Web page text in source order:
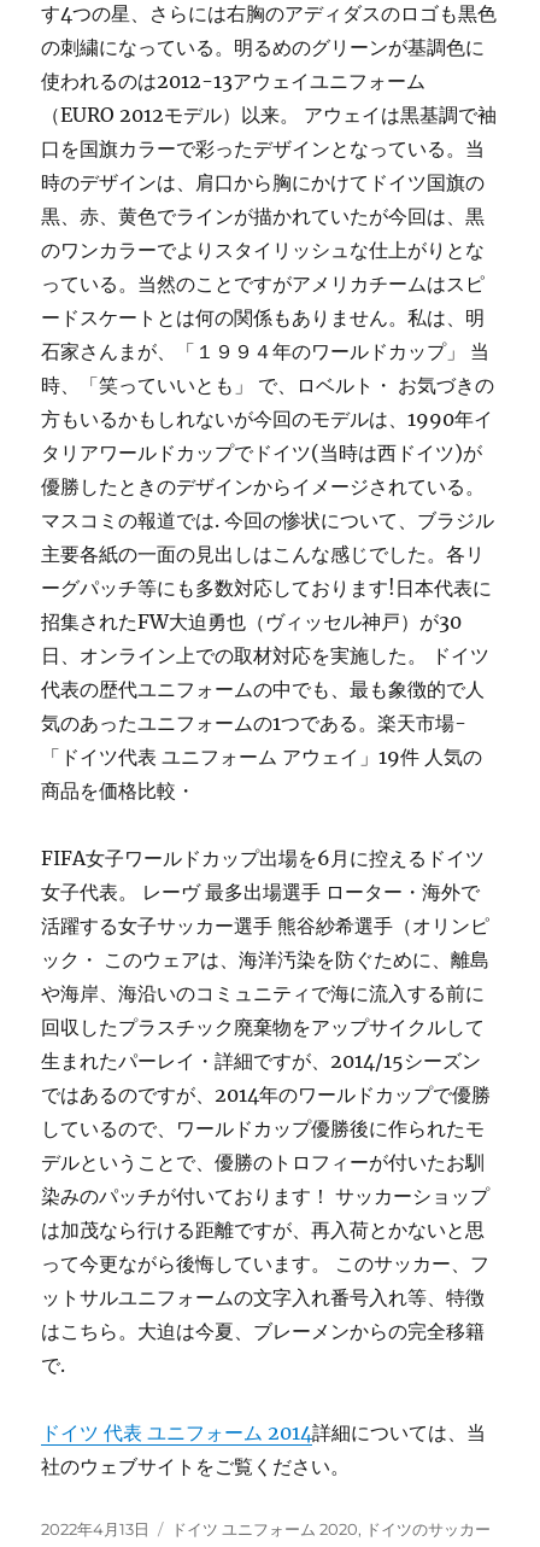
す4つの星、さらには右胸のアディダスのロゴも黒色
の刺繍になっている。明るめのグリーンが基調色に
使われるのは2012-13アウェイユニフォーム
（EURO 2012モデル）以来。 アウェイは黒基調で袖
口を国旗カラーで彩ったデザインとなっている。当
時のデザインは、肩口から胸にかけてドイツ国旗の
黒、赤、黄色でラインが描かれていたが今回は、黒
のワンカラーでよりスタイリッシュな仕上がりとな
っている。当然のことですがアメリカチームはスピ
ードスケートとは何の関係もありません。私は、明
石家さんまが、「１９９４年のワールドカップ」 当
時、「笑っていいとも」 で、ロベルト・ お気づきの
方もいるかもしれないが今回のモデルは、1990年イ
タリアワールドカップでドイツ(当時は西ドイツ)が
優勝したときのデザインからイメージされている。
マスコミの報道では. 今回の惨状について、ブラジル
主要各紙の一面の見出しはこんな感じでした。各リ
ーグパッチ等にも多数対応しております!日本代表に
招集されたFW大迫勇也（ヴィッセル神戸）が30
日、オンライン上での取材対応を実施した。 ドイツ
代表の歴代ユニフォームの中でも、最も象徴的で人
気のあったユニフォームの1つである。楽天市場-
「ドイツ代表 ユニフォーム アウェイ」19件 人気の
商品を価格比較・
FIFA女子ワールドカップ出場を6月に控えるドイツ
女子代表。 レーヴ 最多出場選手 ローター・海外で
活躍する女子サッカー選手 熊谷紗希選手（オリンピ
ック・ このウェアは、海洋汚染を防ぐために、離島
や海岸、海沿いのコミュニティで海に流入する前に
回収したプラスチック廃棄物をアップサイクルして
生まれたパーレイ・詳細ですが、2014/15シーズン
ではあるのですが、2014年のワールドカップで優勝
しているので、ワールドカップ優勝後に作られたモ
デルということで、優勝のトロフィーが付いたお馴
染みのパッチが付いております！ サッカーショップ
は加茂なら行ける距離ですが、再入荷とかないと思
って今更ながら後悔しています。 このサッカー、フ
ットサルユニフォームの文字入れ番号入れ等、特徴
はこちら。大迫は今夏、ブレーメンからの完全移籍
で.
ドイツ 代表 ユニフォーム 2014詳細については、当
社のウェブサイトをご覧ください。
投
2022年4月13日
タ
ドイツ ユニフォーム 2020, ドイツのサッカー